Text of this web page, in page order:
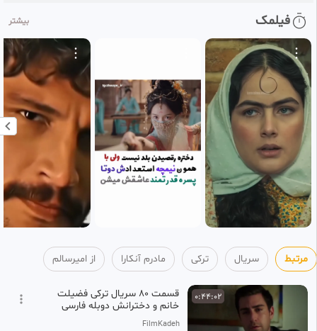
فیلمک بیشتر
مرتبط سریال ترکی مادرم آنکارا از امیرسالم
0:44:02
قسمت ۸۰ سریال ترکی فضیلت
خانم و دخترانش دوبله فارسی
FilmKadeh